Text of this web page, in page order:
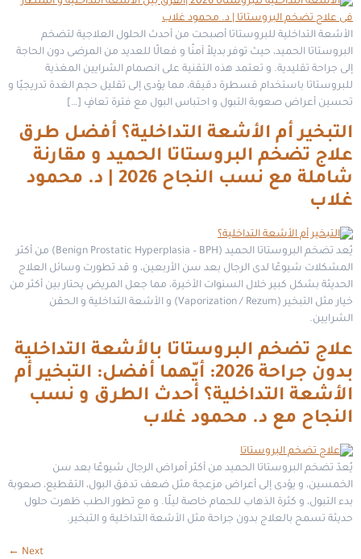
الأشعة التداخلية للبروستاتا أصبحت من أحدث الحلول العلاجية لتضخم
البروستاتا الحميد، حيث توفر بديلاً آمنًا و فعالًا للعديد من المرضى دون الحاجة
إلى جراحة تقليدية. و تعتمد هذه التقنية على انصمام الشرايين المغذية
للبروستاتا باستخدام قسطرة دقيقة، مما يؤدى إلى تقليل حجم الغدة تدريجيًا و
تحسين أعراض صعوبة التبول و احتباس البول مع فترة تعافٍ […]
التبخير أم الأشعة التداخلية؟ أفضل طرق
علاج تضخم البروستاتا الحميد و مقارنة
شاملة مع نسب النجاح 2026 | د. محمود
غلاب
يُعد تضخم البروستاتا الحميد (Benign Prostatic Hyperplasia – BPH) من أكثر
المشكلات شيوعًا لدى الرجال بعد سن الأربعين، و قد تطورت وسائل العلاج
الحديثة بشكل كبير خلال السنوات الأخيرة، مما جعل المريض يحتار بين أكثر من
خيار مثل التبخير (Vaporization / Rezum) و الأشعة التداخلية و الـحقن
الشرايين.
علاج تضخم البروستاتا بالأشعة التداخلية
بدون جراحة 2026: أيّهما أفضل: التبخير أم
الأشعة التداخلية؟ أحدث الطرق و نسب
النجاح مع د. محمود غلاب
يُعدّ تضخم البروستاتا الحميد من أكثر أمراض الرجال شيوعًا بعد سن
الخمسين، و يؤدى إلى أعراض مزعجة مثل ضعف تدفق البول، التقطيع، صعوبة
بدء التبول، و كثرة الذهاب للحمام خاصة ليلًا. و مع تطور الطب ظهرت حلول
حديثة تسمح بالعلاج بدون جراحة مثل الأشعة التداخلية و التبخير.
Next
←